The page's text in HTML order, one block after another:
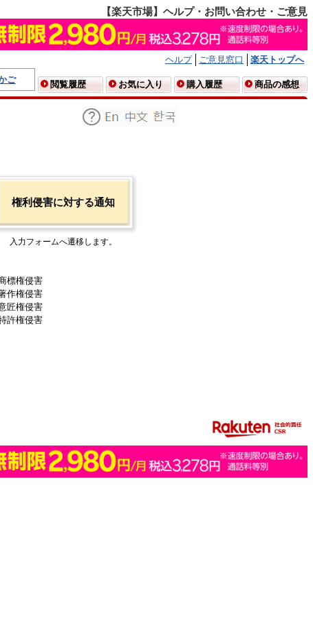
【楽天市場】ヘルプ・お問い合わせ・ご意見
ヘルプ ご意見窓口
楽天トップへ
ご
閲覧履歴 お気に入り 購入履歴 商品の感想
権利侵害に対する通知
入力フォームへ遷移します。
標権侵害
作権侵害
匠権侵害
許権侵害